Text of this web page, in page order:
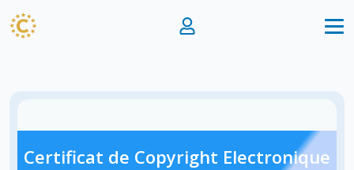
Certificat de Copyright Electronique